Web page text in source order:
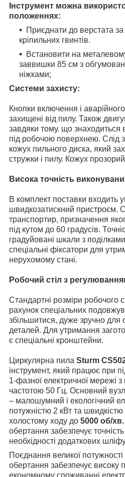
Інструмент можна
положеннях:
Приєднати до верстата
кріпильних гвинтів.
Встановити на
заввишки 85 см з
ніжками;
Системи захисту:
Кнопки включення і
захищені від пилу. Також
завдяки тому. що знаходиться
під робочою поверхнею. Слід
кожух пильного диска, який
стружки і пилу. Кожух
Висока точність
В комплект поставки входить
швидкозатискний пристроєм.
транспортир, призначення
під кутом до 60 градусів.
градуйовані шкали з
спеціальні фіксатори для
нерухомому стані.
Робочий стіл з
Стандартні розміри робочого
рахунок спеціальних
збільшитися, дуже зручно для
деталей. Для утримання
є спеціальні кронштейни.
Циркулярна пила Sturm
інструмент, який працює при
1-фазної електричної мережі
частотою 50 Гц. Основний
– малошумний і екологічний
потужністю 2 кВт та
холостому ходу до 5000 об/хв.
обертання забезпечує точність
необхідності додаткових
Поєднання великої потужності
обертання забезпечує високу
економному споживанні